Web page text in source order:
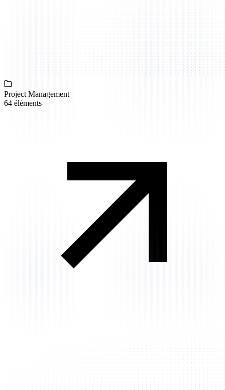
Project Management
64 éléments